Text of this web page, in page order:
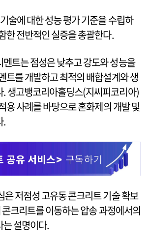
술에 대한 성능 평가 기준을 수립하
한 전반적인 실증을 총괄한다.
트는 점성은 낮추고 강도와 성능을
트를 개발하고 최적의 배합설계와 생
. 생고뱅코리아홀딩스(지씨피코리아)
용 사례를 바탕으로 혼화제의 개발 및
.
은 저점성 고유동 콘크리트 기술 확보
크리트를 이동하는 압송 과정에서의
설명이다.